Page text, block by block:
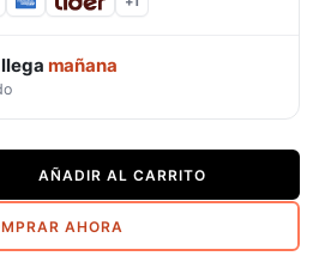
mañana
AÑADIR AL CARRITO
AHORA